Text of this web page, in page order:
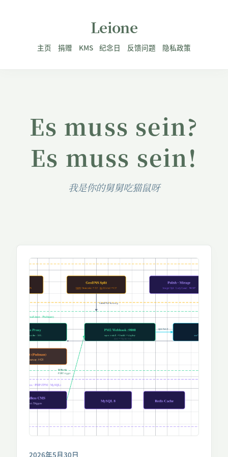
Leione
主页 捐赠 KMS 纪念日 反馈问题 隐私政策
Es muss sein?
Es muss sein!
我是你的舅舅吃猫鼠呀
2026年5月30日